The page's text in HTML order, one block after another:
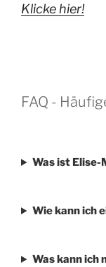
Klicke hier!
FAQ -
Was ist Elise-
Wie kann ich
Was kann ich